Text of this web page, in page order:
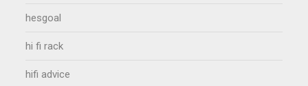
hesgoal
hi fi rack
hifi advice